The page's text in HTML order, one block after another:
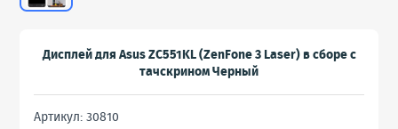
Дисплей для Asus ZC551KL (ZenFone 3 Laser) в сборе с
тачскрином Черный
Артикул: 30810